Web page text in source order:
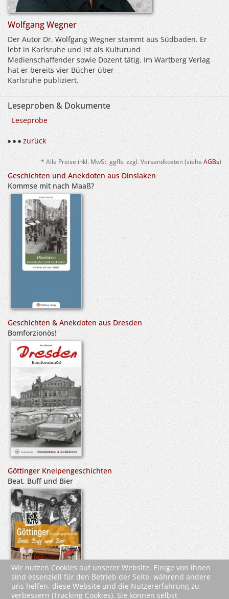
Wolfgang Wegner
Der Autor Dr. Wolfgang Wegner stammt aus Südbaden. Er
lebt in Karlsruhe und ist als Kulturund
Medienschaffender sowie Dozent tätig. Im Wartberg Verlag
hat er bereits vier Bücher über
Karlsruhe publiziert.
Leseproben & Dokumente
Leseprobe
zurück
* Alle Preise inkl. MwSt. ggfls. zzgl. Versandkosten (sieheAGBs)
Geschichten und Anekdoten aus Dinslaken
Kommse mit nach Maaß?
Geschichten & Anekdoten aus Dresden
Bomforzionös!
Göttinger Kneipengeschichten
Beat, Buff und Bier
Wir nutzen Cookies auf unserer Website. Einige von ihnen
sind essenziell für den Betrieb der Seite, während andere
uns helfen, diese Website und die Nutzererfahrung zu
verbessern (Tracking Cookies). Sie können selbst